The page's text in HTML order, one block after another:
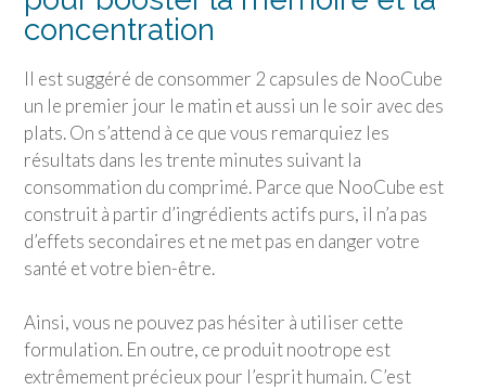
concentration
Il est suggéré de consommer 2 capsules de NooCube
un le premier jour le matin et aussi un le soir avec des
plats. On s’attend à ce que vous remarquiez les
résultats dans les trente minutes suivant la
consommation du comprimé. Parce que NooCube est
construit à partir d’ingrédients actifs purs, il n’a pas
d’effets secondaires et ne met pas en danger votre
santé et votre bien-être.
Ainsi, vous ne pouvez pas hésiter à utiliser cette
formulation. En outre, ce produit nootrope est
extrêmement précieux pour l’esprit humain. C’est